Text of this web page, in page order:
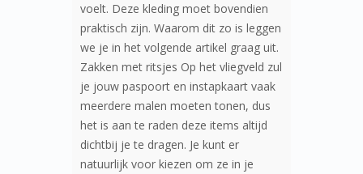
voelt. Deze kleding moet bovendien
praktisch zijn. Waarom dit zo is leggen
we je in het volgende artikel graag uit.
Zakken met ritsjes Op het vliegveld zul
je jouw paspoort en instapkaart vaak
meerdere malen moeten tonen, dus
het is aan te raden deze items altijd
dichtbij je te dragen. Je kunt er
natuurlijk voor kiezen om ze in je